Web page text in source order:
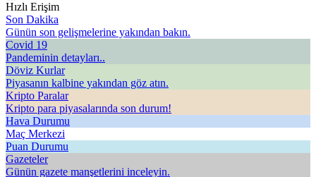
Hızlı Erişim
Son Dakika
Günün son gelişmelerine yakından bakın.
Covid 19
Pandeminin detayları..
Döviz Kurlar
Piyasanın kalbine yakından göz atın.
Kripto Paralar
Kripto para piyasalarında son durum!
Hava Durumu
Maç Merkezi
Puan Durumu
Gazeteler
Günün gazete manşetlerini inceleyin.